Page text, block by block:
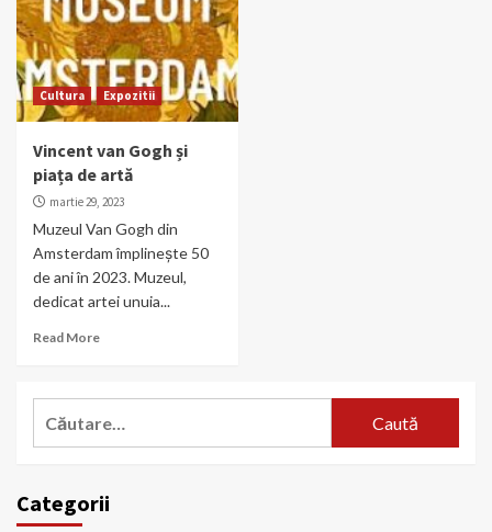
Cultura Expozitii
Vincent van Gogh și
piața de artă
martie 29, 2023
Muzeul Van Gogh din
Amsterdam împlinește 50
de ani în 2023. Muzeul,
dedicat artei unuia...
Read More
Categorii